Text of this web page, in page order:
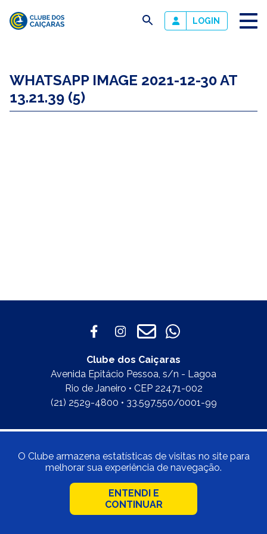
Caiçaras
busca LOGIN
WHATSAPP IMAGE 2021-12-30 AT
13.21.39 (5)
Clube dos Caiçaras
Avenida Epitácio Pessoa, s/n - Lagoa
Rio de Janeiro • CEP 22471-002
(21) 2529-4800 • 33.597.550/0001-99
O Clube armazena estatísticas de visitas no site para
melhorar sua experiência de navegação.
ENTENDI E
CONTINUAR